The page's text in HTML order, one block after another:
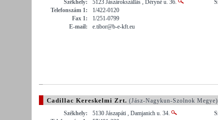
Székhely:
5123 Jászárokszállás , Déryné u. 36.
Telefonszám 1:
1/422-0120
Fax 1:
1/251-0799
E-mail:
e.tibor@b-e-kft.eu
Cadillac Kereskelmi Zrt. (Jász-Nagykun-Szolnok Megye)
Székhely:
5130 Jászapáti , Damjanich u. 34.